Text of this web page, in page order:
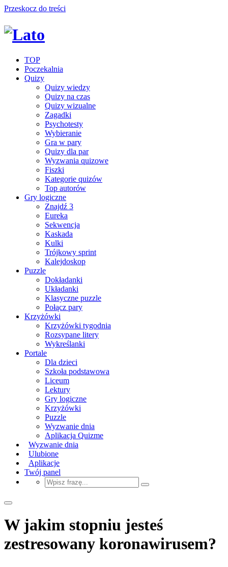
Przeskocz do treści
TOP
Poczekalnia
Quizy
Quizy wiedzy
Quizy na czas
Quizy wizualne
Zagadki
Psychotesty
Wybieranie
Gra w pary
Quizy dla par
Wyzwania quizowe
Fiszki
Kategorie quizów
Top autorów
Gry logiczne
Znajdź 3
Eureka
Sekwencja
Kaskada
Kulki
Trójkowy sprint
Kalejdoskop
Puzzle
Dokładanki
Układanki
Klasyczne puzzle
Połącz pary
Krzyżówki
Krzyżówki tygodnia
Rozsypane litery
Wykreślanki
Portale
Dla dzieci
Szkoła podstawowa
Liceum
Lektury
Gry logiczne
Krzyżówki
Puzzle
Wyzwanie dnia
Aplikacja Quizme
Wyzwanie dnia
Ulubione
Aplikacje
Twój panel
W jakim stopniu jesteś
zestresowany koronawirusem?